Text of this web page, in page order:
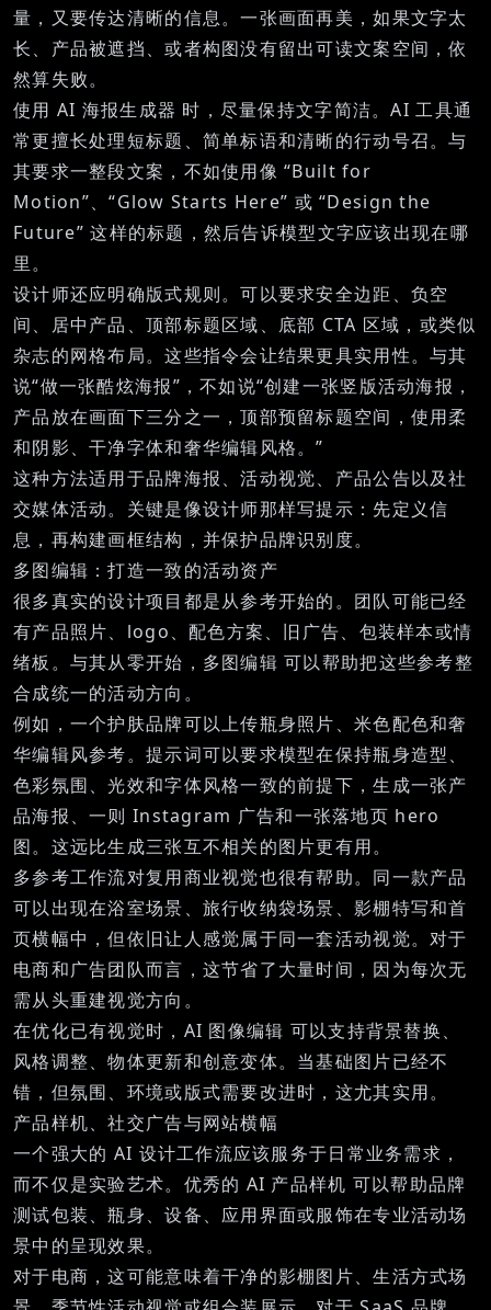
量，又要传达清晰的信息。一张画面再美，如果文字太
长、产品被遮挡、或者构图没有留出可读文案空间，依
然算失败。
使用 AI 海报生成器 时，尽量保持文字简洁。AI 工具通
常更擅长处理短标题、简单标语和清晰的行动号召。与
其要求一整段文案，不如使用像 “Built for
Motion”、“Glow Starts Here” 或 “Design the
Future” 这样的标题，然后告诉模型文字应该出现在哪
里。
设计师还应明确版式规则。可以要求安全边距、负空
间、居中产品、顶部标题区域、底部 CTA 区域，或类似
杂志的网格布局。这些指令会让结果更具实用性。与其
说“做一张酷炫海报”，不如说“创建一张竖版活动海报，
产品放在画面下三分之一，顶部预留标题空间，使用柔
和阴影、干净字体和奢华编辑风格。”
这种方法适用于品牌海报、活动视觉、产品公告以及社
交媒体活动。关键是像设计师那样写提示：先定义信
息，再构建画框结构，并保护品牌识别度。
多图编辑：打造一致的活动资产
很多真实的设计项目都是从参考开始的。团队可能已经
有产品照片、logo、配色方案、旧广告、包装样本或情
绪板。与其从零开始， 多图编辑 可以帮助把这些参考整
合成统一的活动方向。
例如，一个护肤品牌可以上传瓶身照片、米色配色和奢
华编辑风参考。提示词可以要求模型在保持瓶身造型、
色彩氛围、光效和字体风格一致的前提下，生成一张产
品海报、一则 Instagram 广告和一张落地页 hero
图。这远比生成三张互不相关的图片更有用。
多参考工作流对复用商业视觉也很有帮助。同一款产品
可以出现在浴室场景、旅行收纳袋场景、影棚特写和首
页横幅中，但依旧让人感觉属于同一套活动视觉。对于
电商和广告团队而言，这节省了大量时间，因为每次无
需从头重建视觉方向。
在优化已有视觉时， AI 图像编辑 可以支持背景替换、
风格调整、物体更新和创意变体。当基础图片已经不
错，但氛围、环境或版式需要改进时，这尤其实用。
产品样机、社交广告与网站横幅
一个强大的 AI 设计工作流应该服务于日常业务需求，
而不仅是实验艺术。优秀的 AI 产品样机 可以帮助品牌
测试包装、瓶身、设备、应用界面或服饰在专业活动场
景中的呈现效果。
对于电商，这可能意味着干净的影棚图片、生活方式场